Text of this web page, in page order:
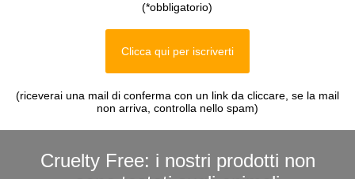
(*obbligatorio)
Clicca qui per iscriverti
(riceverai una mail di conferma con un link da cliccare, se la mail
non arriva, controlla nello spam)
Cruelty Free: i nostri prodotti non